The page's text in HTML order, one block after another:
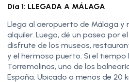
Día 1: LLEGADA A MÁLAGA
Llega al aeropuerto de Málaga y
alquiler. Luego, dé un paseo por
disfrute de los museos,
y el hermoso puerto. Si el tiempo
Torremolinos, uno de los
España. Ubicado a menos de 20